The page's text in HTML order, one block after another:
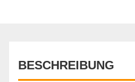
BESCHREIBUNG